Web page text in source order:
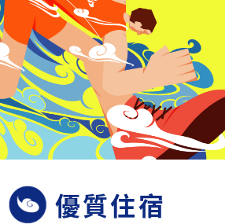
優質住宿